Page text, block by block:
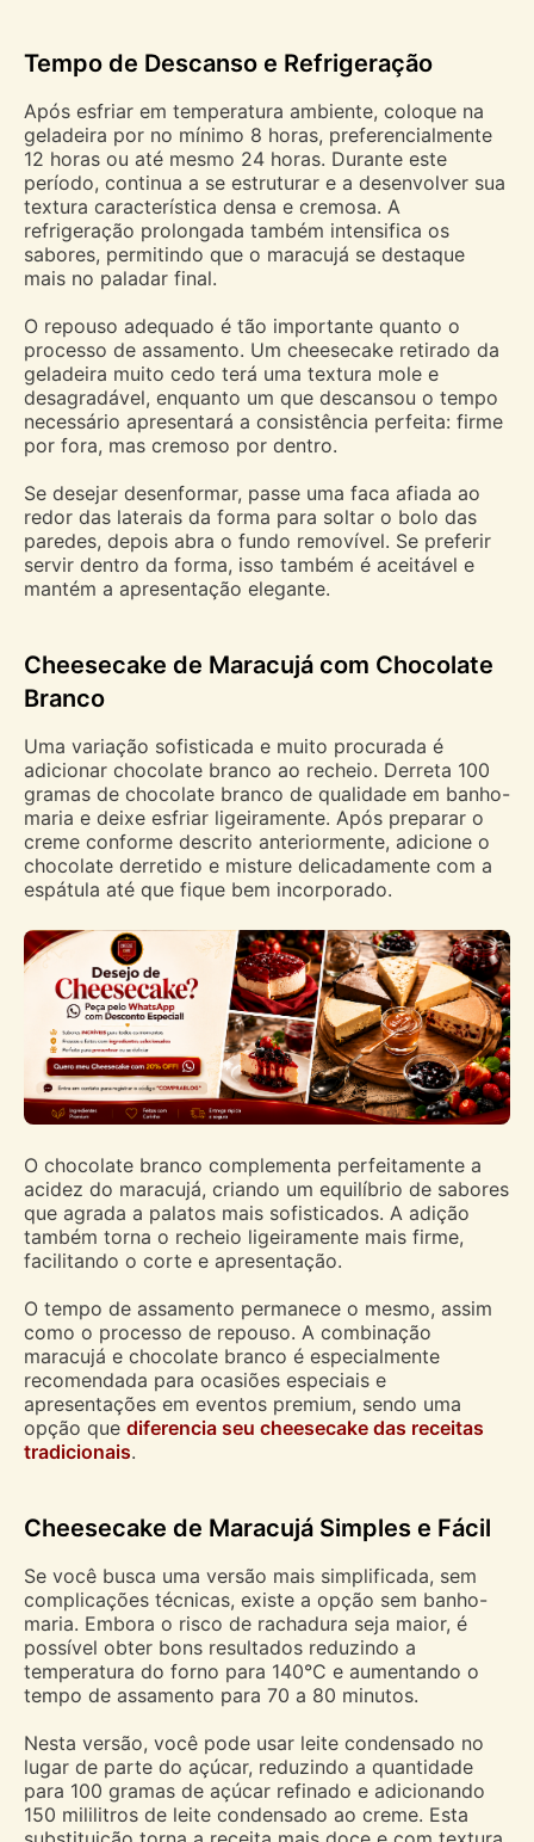
Tempo de Descanso e Refrigeração
Após esfriar em temperatura ambiente, coloque na
geladeira por no mínimo 8 horas, preferencialmente
12 horas ou até mesmo 24 horas. Durante este
período, continua a se estruturar e a desenvolver sua
textura característica densa e cremosa. A
refrigeração prolongada também intensifica os
sabores, permitindo que o maracujá se destaque
mais no paladar final.
O repouso adequado é tão importante quanto o
processo de assamento. Um cheesecake retirado da
geladeira muito cedo terá uma textura mole e
desagradável, enquanto um que descansou o tempo
necessário apresentará a consistência perfeita: firme
por fora, mas cremoso por dentro.
Se desejar desenformar, passe uma faca afiada ao
redor das laterais da forma para soltar o bolo das
paredes, depois abra o fundo removível. Se preferir
servir dentro da forma, isso também é aceitável e
mantém a apresentação elegante.
Cheesecake de Maracujá com Chocolate
Branco
Uma variação sofisticada e muito procurada é
adicionar chocolate branco ao recheio. Derreta 100
gramas de chocolate branco de qualidade em banho-
maria e deixe esfriar ligeiramente. Após preparar o
creme conforme descrito anteriormente, adicione o
chocolate derretido e misture delicadamente com a
espátula até que fique bem incorporado.
O chocolate branco complementa perfeitamente a
acidez do maracujá, criando um equilíbrio de sabores
que agrada a palatos mais sofisticados. A adição
também torna o recheio ligeiramente mais firme,
facilitando o corte e apresentação.
O tempo de assamento permanece o mesmo, assim
como o processo de repouso. A combinação
maracujá e chocolate branco é especialmente
recomendada para ocasiões especiais e
apresentações em eventos premium, sendo uma
opção que diferencia seu cheesecake das receitas
tradicionais.
Cheesecake de Maracujá Simples e Fácil
Se você busca uma versão mais simplificada, sem
complicações técnicas, existe a opção sem banho-
maria. Embora o risco de rachadura seja maior, é
possível obter bons resultados reduzindo a
temperatura do forno para 140°C e aumentando o
tempo de assamento para 70 a 80 minutos.
Nesta versão, você pode usar leite condensado no
lugar de parte do açúcar, reduzindo a quantidade
para 100 gramas de açúcar refinado e adicionando
150 mililitros de leite condensado ao creme. Esta